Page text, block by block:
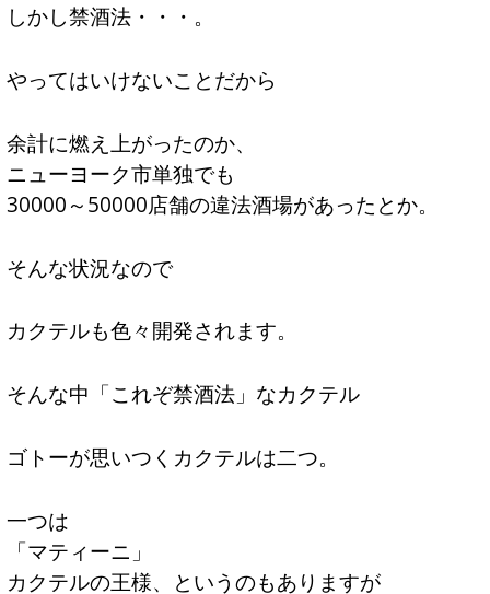
しかし禁酒法・・・。
やってはいけないことだから
余計に燃え上がったのか、
ニューヨーク市単独でも
30000～50000店舗の違法酒場があったとか。
そんな状況なので
カクテルも色々開発されます。
そんな中「これぞ禁酒法」なカクテル
ゴトーが思いつくカクテルは二つ。
一つは
「マティーニ」
カクテルの王様、というのもありますが